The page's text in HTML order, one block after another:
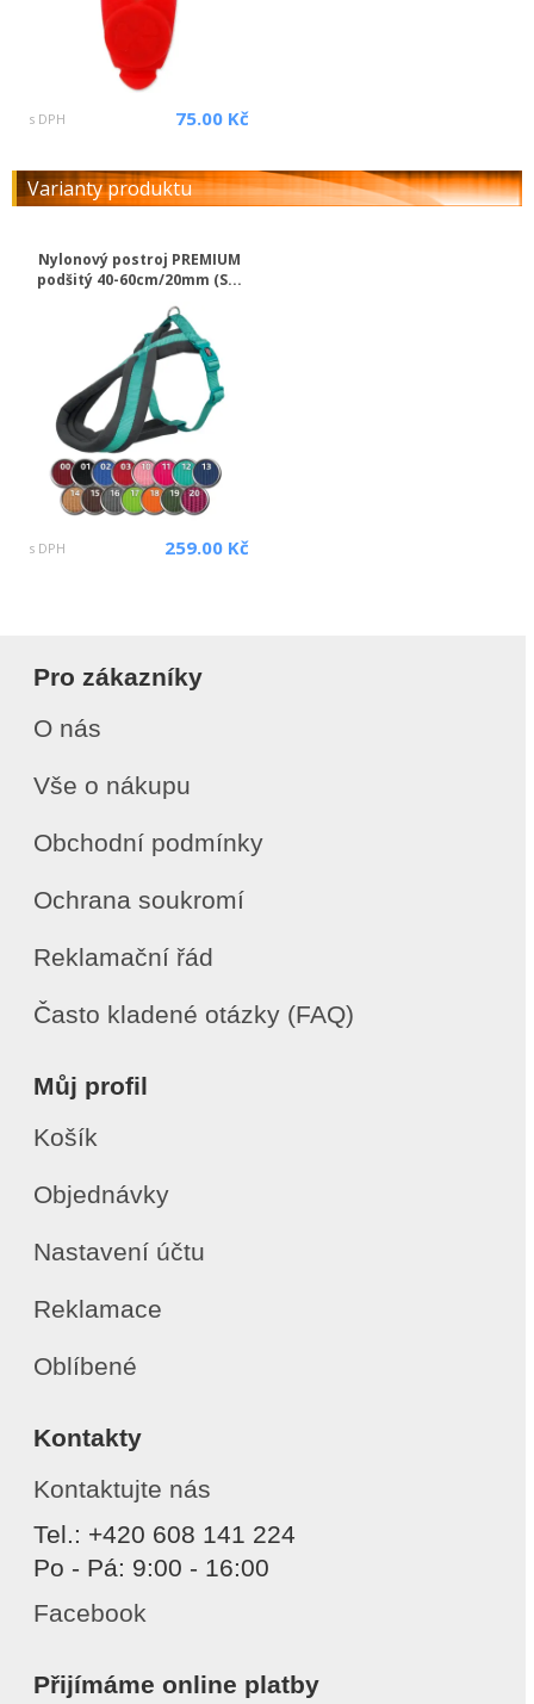
s DPH 75.00 Kč
Varianty produktu
Nylonový postroj PREMIUM
podšitý 40-60cm/20mm (S...
s DPH 259.00 Kč
Pro zákazníky
O nás
Vše o nákupu
Obchodní podmínky
Ochrana soukromí
Reklamační řád
Často kladené otázky (FAQ)
Můj profil
Košík
Objednávky
Nastavení účtu
Reklamace
Oblíbené
Kontakty
Kontaktujte nás
Tel.: +420 608 141 224
Po - Pá: 9:00 - 16:00
Facebook
Přijímáme online platby